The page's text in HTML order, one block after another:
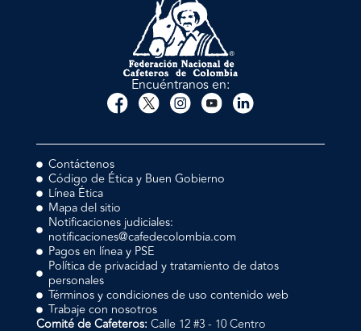
Encuéntranos en:
Contáctenos
Código de Ética y Buen Gobierno
Línea Ética
Mapa del sitio
Notificaciones judiciales:
notificaciones@cafedecolombia.com
Pagos en línea y PSE
Política de privacidad y tratamiento de datos
personales
Términos y condiciones de uso contenido web
Trabaje con nosotros
Comité de Cafeteros: Calle 12 #3 - 10 Centro